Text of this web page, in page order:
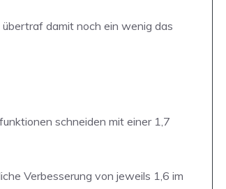
übertraf damit noch ein wenig das
schneiden mit einer 1,7
Verbesserung von jeweils 1,6 im